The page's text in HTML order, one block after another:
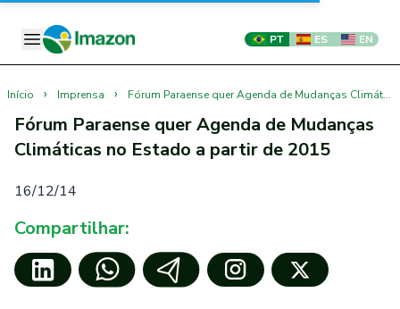
PT ES EN
Início › Imprensa › Fórum Paraense quer Agenda de Mudanças Climáticas no Estado a partir de 2015
Fórum Paraense quer Agenda de Mudanças
Climáticas no Estado a partir de 2015
16/12/14
Compartilhar: